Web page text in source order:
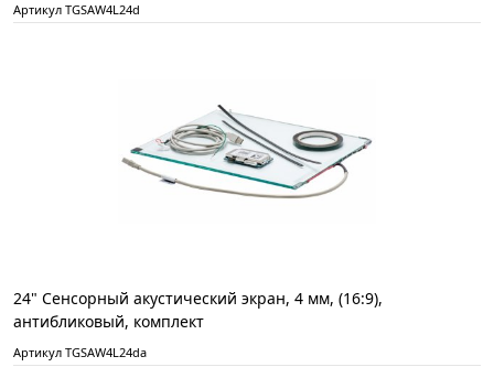
Артикул TGSAW4L24d
24" Сенсорный акустический экран, 4 мм, (16:9),
антибликовый, комплект
Артикул TGSAW4L24da